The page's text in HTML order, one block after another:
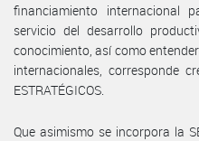
financiamiento internacional
servicio del desarrollo
conocimiento, así como
internacionales, corresponde
ESTRATÉGICOS.
Que asimismo se incorpora la